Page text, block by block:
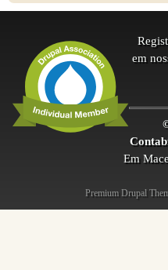
em
Em
Premium Drupal